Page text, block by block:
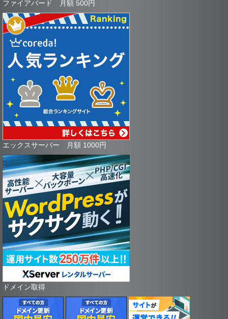
ファイアバード 月額 500円
エックスサーバー 月額 1000円
ドメイン取得